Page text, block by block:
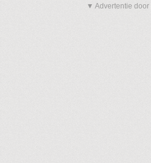
▼ Advertentie door